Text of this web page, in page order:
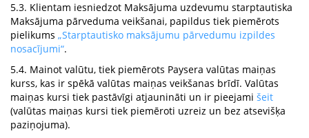
5.3. Klientam iesniedzot Maksājuma uzdevumu starptautiska
Maksājuma pārveduma veikšanai, papildus tiek piemērots
pielikums „Starptautisko maksājumu pārvedumu izpildes
nosacījumi“.
5.4. Mainot valūtu, tiek piemērots Paysera valūtas maiņas
kurss, kas ir spēkā valūtas maiņas veikšanas brīdī. Valūtas
maiņas kursi tiek pastāvīgi atjaunināti un ir pieejami šeit
(valūtas maiņas kursi tiek piemēroti uzreiz un bez atsevišķa
paziņojuma).